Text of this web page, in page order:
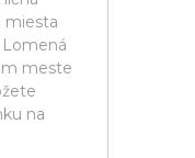
miesta
meste
na